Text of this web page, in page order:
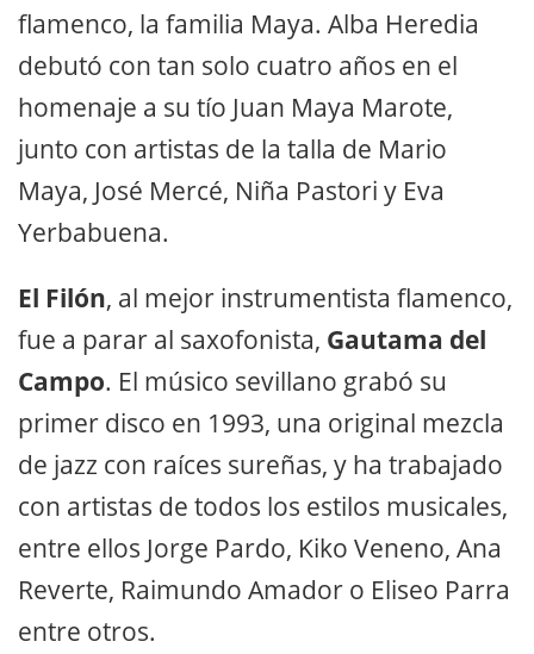
flamenco, la familia Maya. Alba Heredia
debutó con tan solo cuatro años en el
homenaje a su tío Juan Maya Marote,
junto con artistas de la talla de Mario
Maya, José Mercé, Niña Pastori y Eva
Yerbabuena.
El Filón, al mejor instrumentista flamenco,
fue a parar al saxofonista, Gautama del
Campo. El músico sevillano grabó su
primer disco en 1993, una original mezcla
de jazz con raíces sureñas, y ha trabajado
con artistas de todos los estilos musicales,
entre ellos Jorge Pardo, Kiko Veneno, Ana
Reverte, Raimundo Amador o Eliseo Parra
entre otros.